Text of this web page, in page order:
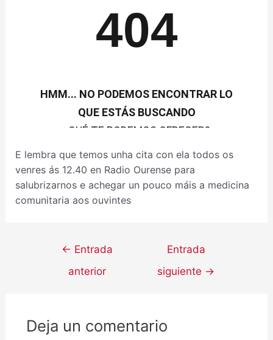
E lembra que temos unha cita con ela todos os
venres ás 12.40 en Radio Ourense para
salubrizarnos e achegar un pouco máis a medicina
comunitaria aos ouvintes
← Entrada
anterior
Entrada
siguiente →
Deja un comentario